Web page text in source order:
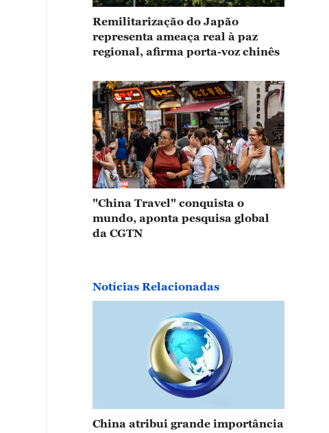
Remilitarização do Japão
representa ameaça real à paz
regional, afirma porta-voz chinês
"China Travel" conquista o
mundo, aponta pesquisa global
da CGTN
Notícias Relacionadas
China atribui grande importância